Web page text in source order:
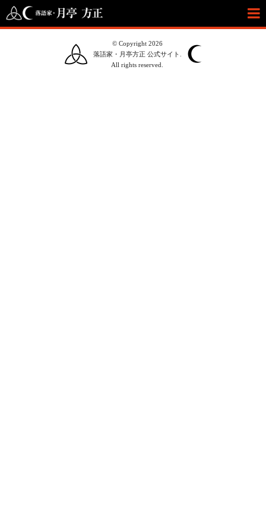
© Copyright 2026
落語家・月亭方正 公式サイト.
All rights reserved.